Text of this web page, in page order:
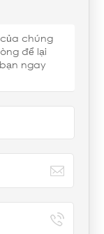
chúng
để lại
ngay